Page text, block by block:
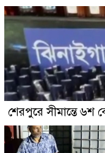
শেরপুরে সীমান্তে ৬শ